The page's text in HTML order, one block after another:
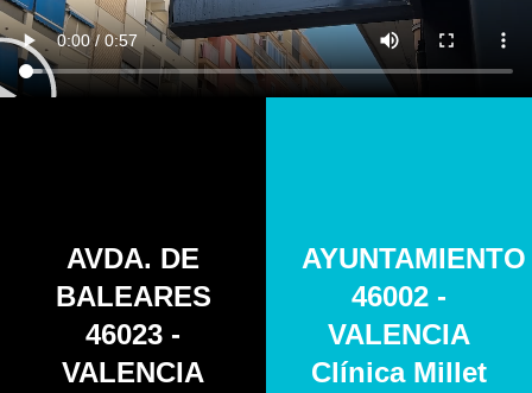
AVDA. DE
BALEARES
46023 -
VALENCIA
AYUNTAMIENTO
46002 -
VALENCIA
Clínica Millet